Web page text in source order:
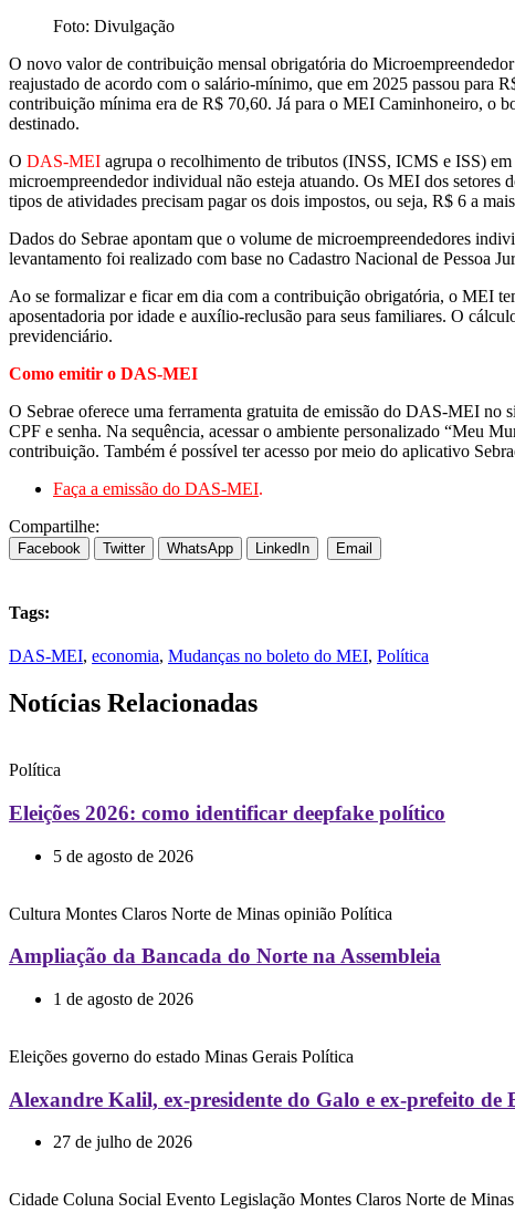
Foto: Divulgação
O novo valor de contribuição mensal obrigatória do
reajustado de acordo com o salário-mínimo, que em 2025 passou para
contribuição mínima era de R$ 70,60. Já para o MEI Caminhoneiro, o
destinado.
O DAS-MEI agrupa o recolhimento de tributos (INSS, ICMS e ISS)
microempreendedor individual não esteja atuando. Os MEI dos setores
tipos de atividades precisam pagar os dois impostos, ou seja, R$ 6 a
Dados do Sebrae apontam que o volume de microempreendedores
levantamento foi realizado com base no Cadastro Nacional de Pessoa
Ao se formalizar e ficar em dia com a contribuição obrigatória, o MEI
aposentadoria por idade e auxílio-reclusão para seus familiares. O
previdenciário.
Como emitir o DAS-MEI
O Sebrae oferece uma ferramenta gratuita de emissão do DAS-MEI
CPF e senha. Na sequência, acessar o ambiente personalizado “Meu
contribuição. Também é possível ter acesso por meio do aplicativo
Faça a emissão do DAS-MEI.
Compartilhe:
Facebook Twitter WhatsApp LinkedIn Email
Tags:
DAS-MEI, economia, Mudanças no boleto do MEI, Política
Notícias Relacionadas
Política
Eleições 2026: como identificar deepfake político
5 de agosto de 2026
Cultura Montes Claros Norte de Minas opinião Política
Ampliação da Bancada do Norte na Assembleia
1 de agosto de 2026
Eleições governo do estado Minas Gerais Política
Alexandre Kalil, ex-presidente do Galo e ex-prefeito
27 de julho de 2026
Cidade Coluna Social Evento Legislação Montes Claros Norte de Minas